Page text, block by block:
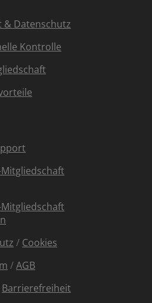
& Datenschutz
Kontrolle
/ Cookies
/AGB
Barrierefreiheit